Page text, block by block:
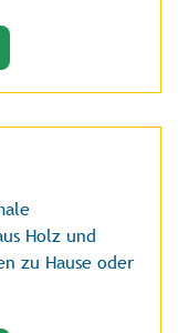
Holz und
zu Hause oder